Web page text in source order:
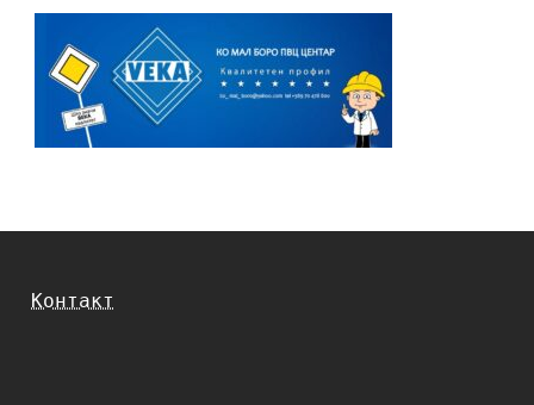
Контакт